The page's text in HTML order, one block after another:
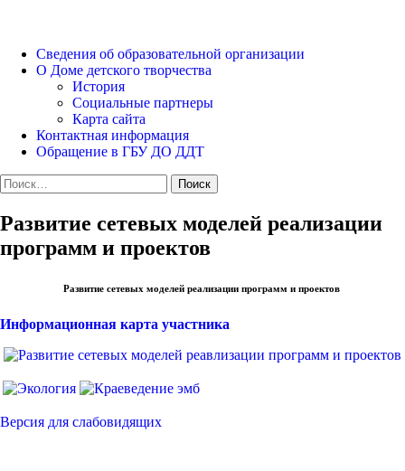
Сведения об образовательной организации
О Доме детского творчества
История
Социальные партнеры
Карта сайта
Контактная информация
Обращение в ГБУ ДО ДДТ
Найти:
Развитие сетевых моделей реализации
программ и проектов
Развитие сетевых моделей реализации программ и проектов
Информационная карта участника
Версия для слабовидящих